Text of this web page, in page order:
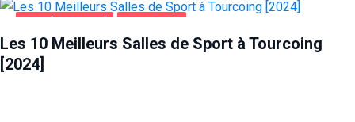
SANTÉ ET BEAUTÉ TOURCOING
Les 10 Meilleurs Salles de Sport à Tourcoing
[2024]